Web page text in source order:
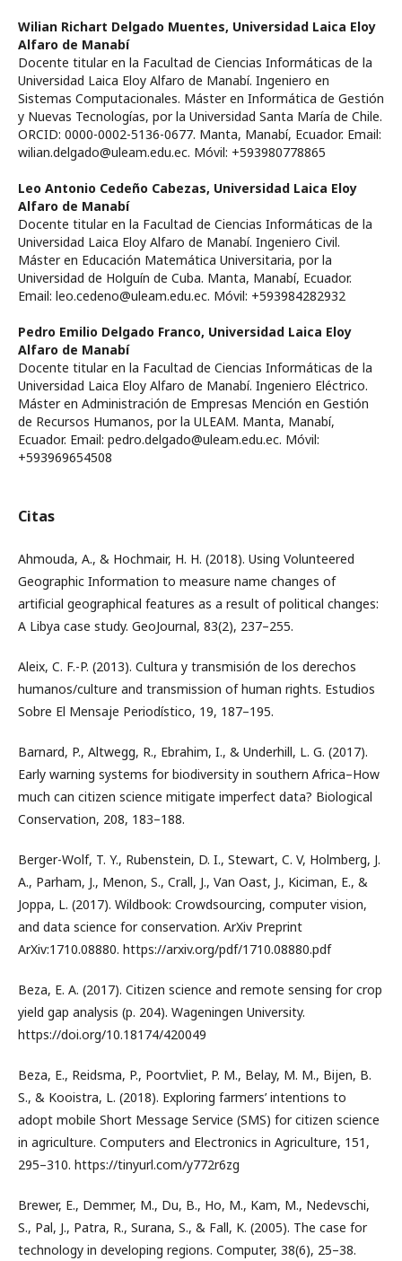
Wilian Richart Delgado Muentes, Universidad Laica Eloy
Alfaro de Manabí
Docente titular en la Facultad de Ciencias Informáticas de la
Universidad Laica Eloy Alfaro de Manabí. Ingeniero en
Sistemas Computacionales. Máster en Informática de Gestión
y Nuevas Tecnologías, por la Universidad Santa María de Chile.
ORCID: 0000-0002-5136-0677. Manta, Manabí, Ecuador. Email:
wilian.delgado@uleam.edu.ec. Móvil: +593980778865
Leo Antonio Cedeño Cabezas, Universidad Laica Eloy
Alfaro de Manabí
Docente titular en la Facultad de Ciencias Informáticas de la
Universidad Laica Eloy Alfaro de Manabí. Ingeniero Civil.
Máster en Educación Matemática Universitaria, por la
Universidad de Holguín de Cuba. Manta, Manabí, Ecuador.
Email: leo.cedeno@uleam.edu.ec. Móvil: +593984282932
Pedro Emilio Delgado Franco, Universidad Laica Eloy
Alfaro de Manabí
Docente titular en la Facultad de Ciencias Informáticas de la
Universidad Laica Eloy Alfaro de Manabí. Ingeniero Eléctrico.
Máster en Administración de Empresas Mención en Gestión
de Recursos Humanos, por la ULEAM. Manta, Manabí,
Ecuador. Email: pedro.delgado@uleam.edu.ec. Móvil:
+593969654508
Citas
Ahmouda, A., & Hochmair, H. H. (2018). Using Volunteered
Geographic Information to measure name changes of
artificial geographical features as a result of political changes:
A Libya case study. GeoJournal, 83(2), 237–255.
Aleix, C. F.-P. (2013). Cultura y transmisión de los derechos
humanos/culture and transmission of human rights. Estudios
Sobre El Mensaje Periodístico, 19, 187–195.
Barnard, P., Altwegg, R., Ebrahim, I., & Underhill, L. G. (2017).
Early warning systems for biodiversity in southern Africa–How
much can citizen science mitigate imperfect data? Biological
Conservation, 208, 183–188.
Berger-Wolf, T. Y., Rubenstein, D. I., Stewart, C. V, Holmberg, J.
A., Parham, J., Menon, S., Crall, J., Van Oast, J., Kiciman, E., &
Joppa, L. (2017). Wildbook: Crowdsourcing, computer vision,
and data science for conservation. ArXiv Preprint
ArXiv:1710.08880. https://arxiv.org/pdf/1710.08880.pdf
Beza, E. A. (2017). Citizen science and remote sensing for crop
yield gap analysis (p. 204). Wageningen University.
https://doi.org/10.18174/420049
Beza, E., Reidsma, P., Poortvliet, P. M., Belay, M. M., Bijen, B.
S., & Kooistra, L. (2018). Exploring farmers’ intentions to
adopt mobile Short Message Service (SMS) for citizen science
in agriculture. Computers and Electronics in Agriculture, 151,
295–310. https://tinyurl.com/y772r6zg
Brewer, E., Demmer, M., Du, B., Ho, M., Kam, M., Nedevschi,
S., Pal, J., Patra, R., Surana, S., & Fall, K. (2005). The case for
technology in developing regions. Computer, 38(6), 25–38.